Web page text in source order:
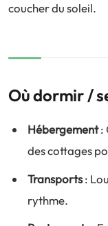
coucher du soleil.
Où dormir /
Hébergement:
des cottages
Transports:
rythme.